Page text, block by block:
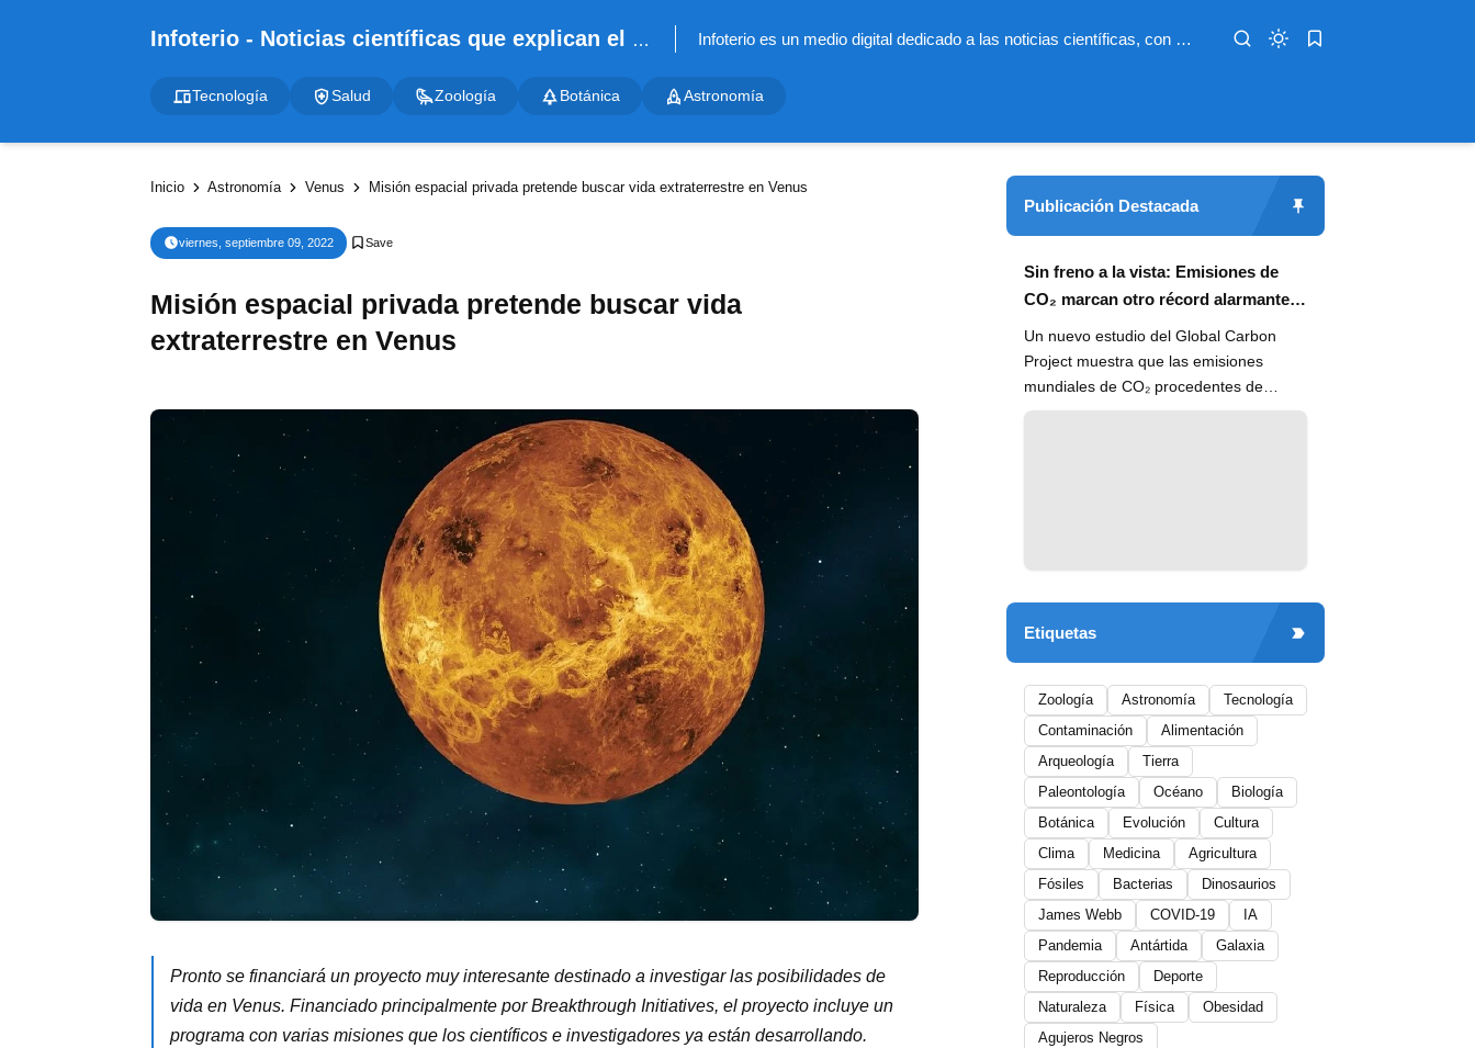
Infoterio - Noticias científicas que explican el mundo Infoterio es un medio digital dedicado a las noticias científicas, con artículos extensos y bien documentados sobre salud, medioambiente, tecnología, espacio, psicología, evolución y más. Nuestro objetivo es hacer accesible el conocimiento científico a lectores de habla hispana en todo el mundo, con información actualizada, fuentes confiables y explicaciones claras que conectan la ciencia con la vida cotidiana.
Tecnología Salud Zoología Botánica Astronomía
Inicio Astronomía Venus Misión espacial privada pretende buscar vida extraterrestre en Venus
viernes, septiembre 09, 2022
Misión espacial privada pretende buscar vida
extraterrestre en Venus
Pronto se financiará un proyecto muy interesante destinado a investigar las posibilidades de
vida en Venus. Financiado principalmente por Breakthrough Initiatives, el proyecto incluye un
programa con varias misiones que los científicos e investigadores ya están desarrollando.
Publicación Destacada
Sin freno a la vista: Emisiones de
CO₂ marcan otro récord alarmante
en 2024
Un nuevo estudio del Global Carbon
Project muestra que las emisiones
mundiales de CO₂ procedentes de
combustibles fósiles han alcanzado un
Etiquetas
Zoología Astronomía
Tecnología
Contaminación
Alimentación
Arqueología
Tierra
Paleontología
Océano
Biología
Botánica
Evolución
Cultura
Clima
Medicina
Agricultura
Fósiles
Bacterias
Dinosaurios
James Webb
COVID-19
IA
Pandemia
Antártida
Galaxia
Reproducción
Deporte
Naturaleza
Física
Obesidad
Agujeros Negros